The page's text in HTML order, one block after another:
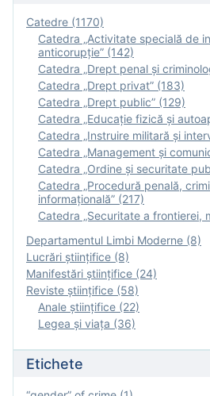
Catedre (1170)
Catedra „Activitate specială de
anticorupție” (142)
Catedra „Drept penal și
Catedra „Drept privat” (183)
Catedra „Drept public” (129)
Catedra „Educație fizică şi
Catedra „Instruire militară şi
Catedra „Management și
Catedra „Ordine și securitate
Catedra „Procedură penală,
informațională” (217)
Catedra „Securitate a frontierei,
Departamentul Limbi Moderne (8)
Lucrări științifice (8)
Manifestări ştiinţifice (24)
Reviste ştiinţifice (58)
Anale ştiinţifice (22)
Legea şi viaţa (36)
Etichete